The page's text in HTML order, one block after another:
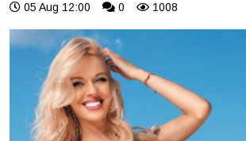
05 Aug 12:00 0 1008